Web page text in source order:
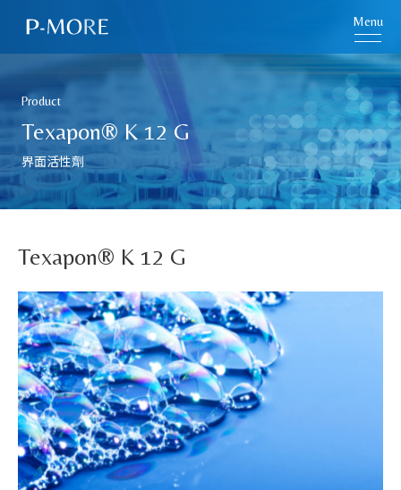
Menu
Product
Texapon® K 12 G
界面活性劑
Texapon® K 12 G